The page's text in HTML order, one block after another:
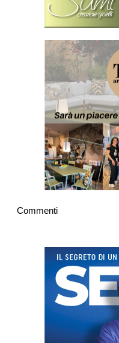
Commenti